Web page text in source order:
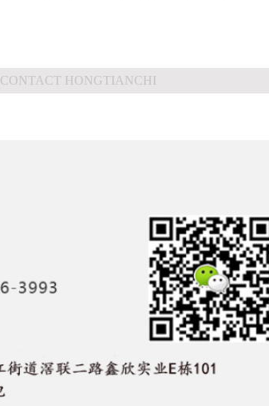
CONTACT HONGTIANCHI